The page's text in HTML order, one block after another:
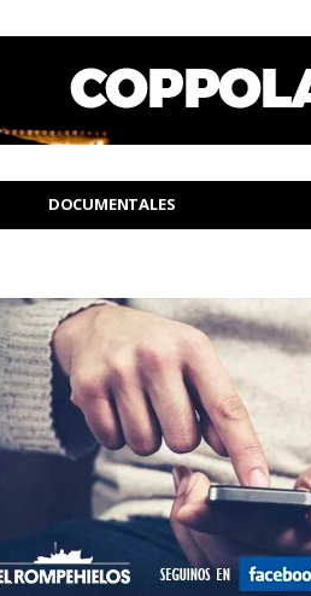
DOCUMENTALES